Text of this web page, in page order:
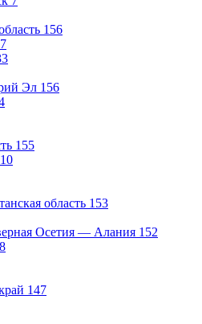
156
Эл 156
155
область 153
Осетия — Алания 152
147